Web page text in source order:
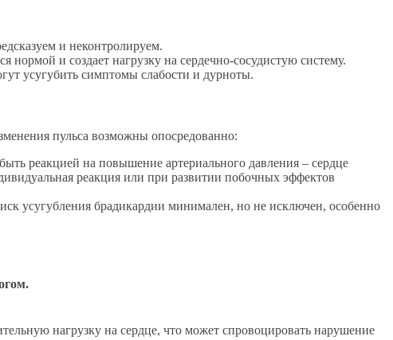
и неконтролируем.
и создает нагрузку на сердечно-сосудистую систему.
усугубить симптомы слабости и дурноты.
пульса возможны опосредованно:
реакцией на повышение артериального давления – сердце
реакция или при развитии побочных эффектов
усугубления брадикардии минимален, но не исключен, особенно
нагрузку на сердце, что может спровоцировать нарушение